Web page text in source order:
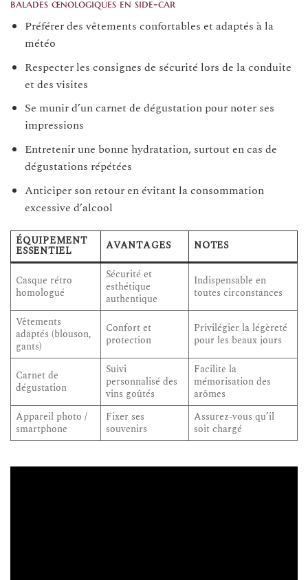
balades œnologiques en side-car
Préférer des vêtements confortables et adaptés à la
météo
Respecter les consignes de sécurité lors de la conduite
et des visites
Se munir d’un carnet de dégustation pour noter ses
impressions
Entretenir une bonne hydratation, surtout en cas de
dégustations répétées
Anticiper son retour en évitant la consommation
excessive d’alcool
ÉQUIPEMENT
ESSENTIEL AVANTAGES NOTES
Casque rétro
homologué
Sécurité et
esthétique
authentique
Indispensable en
toutes circonstances
Vêtements
adaptés (blouson,
gants)
Confort et
protection
Privilégier la légèreté
pour les beaux jours
Carnet de
dégustation
Suivi
personnalisé des
vins goûtés
Facilite la
mémorisation des
arômes
Appareil photo /
smartphone
Fixer ses
souvenirs
Assurez-vous qu’il
soit chargé